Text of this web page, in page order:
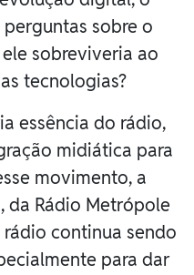
sobre o
sobreviveria ao
tecnologias?
essência do rádio,
midiática para
movimento, a
da Rádio Metrópole
continua sendo
para dar